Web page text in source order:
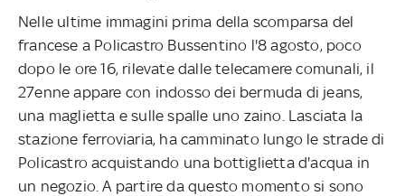
Nelle ultime immagini prima della scomparsa del
francese a Policastro Bussentino l'8 agosto, poco
dopo le ore 16, rilevate dalle telecamere comunali, il
27enne appare con indosso dei bermuda di jeans,
una maglietta e sulle spalle uno zaino. Lasciata la
stazione ferroviaria, ha camminato lungo le strade di
Policastro acquistando una bottiglietta d'acqua in
un negozio. A partire da questo momento si sono